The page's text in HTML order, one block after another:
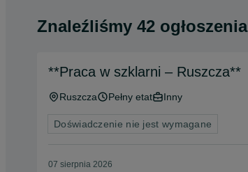
Znaleźliśmy 42 ogłoszenia
**Praca w szklarni – Ruszcza**
Ruszcza Pełny etat Inny
Doświadczenie nie jest wymagane
07 sierpnia 2026